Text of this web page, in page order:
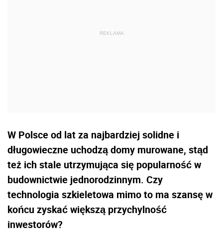
W Polsce od lat za najbardziej solidne i
długowieczne uchodzą domy murowane, stąd
też ich stale utrzymująca się popularność w
budownictwie jednorodzinnym. Czy
technologia szkieletowa mimo to ma szansę w
końcu zyskać większą przychylność
inwestorów?